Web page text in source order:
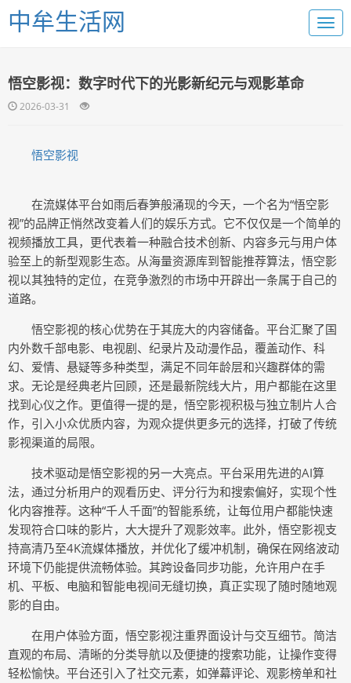
中牟生活网
悟空影视：数字时代下的光影新纪元与观影革命
2026-03-31
悟空影视
在流媒体平台如雨后春笋般涌现的今天，一个名为“悟空影
视”的品牌正悄然改变着人们的娱乐方式。它不仅仅是一个简单的
视频播放工具，更代表着一种融合技术创新、内容多元与用户体
验至上的新型观影生态。从海量资源库到智能推荐算法，悟空影
视以其独特的定位，在竞争激烈的市场中开辟出一条属于自己的
道路。
悟空影视的核心优势在于其庞大的内容储备。平台汇聚了国
内外数千部电影、电视剧、纪录片及动漫作品，覆盖动作、科
幻、爱情、悬疑等多种类型，满足不同年龄层和兴趣群体的需
求。无论是经典老片回顾，还是最新院线大片，用户都能在这里
找到心仪之作。更值得一提的是，悟空影视积极与独立制片人合
作，引入小众优质内容，为观众提供更多元的选择，打破了传统
影视渠道的局限。
技术驱动是悟空影视的另一大亮点。平台采用先进的AI算
法，通过分析用户的观看历史、评分行为和搜索偏好，实现个性
化内容推荐。这种“千人千面”的智能系统，让每位用户都能快速
发现符合口味的影片，大大提升了观影效率。此外，悟空影视支
持高清乃至4K流媒体播放，并优化了缓冲机制，确保在网络波动
环境下仍能提供流畅体验。其跨设备同步功能，允许用户在手
机、平板、电脑和智能电视间无缝切换，真正实现了随时随地观
影的自由。
在用户体验方面，悟空影视注重界面设计与交互细节。简洁
直观的布局、清晰的分类导航以及便捷的搜索功能，让操作变得
轻松愉快。平台还引入了社交元素，如弹幕评论、观影榜单和社